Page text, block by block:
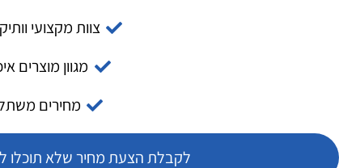
צוות מקצועי
מגוון מוצרים
מחירים
לקבלת הצעת מחיר שלא תוכלו